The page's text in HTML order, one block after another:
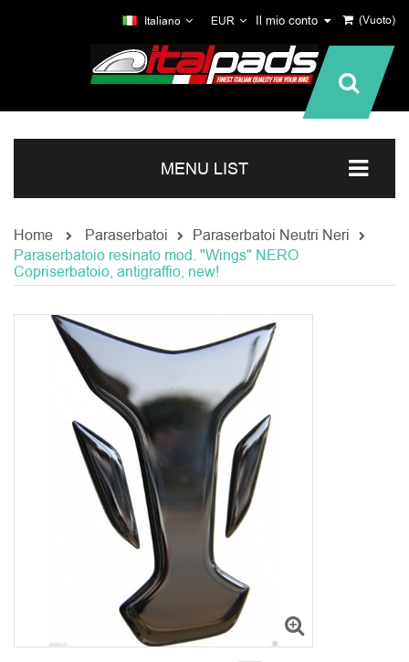
(Vuoto)
Il mio conto
EUR
Italiano
MENU LIST
Home Paraserbatoi
Paraserbatoi Neutri Neri
Paraserbatoio resinato mod. "Wings" NERO
Copriserbatoio, antigraffio, new!